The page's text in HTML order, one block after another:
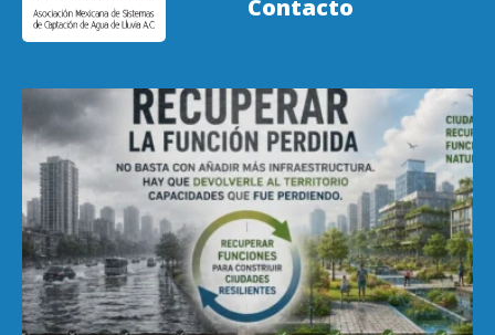
Contacto